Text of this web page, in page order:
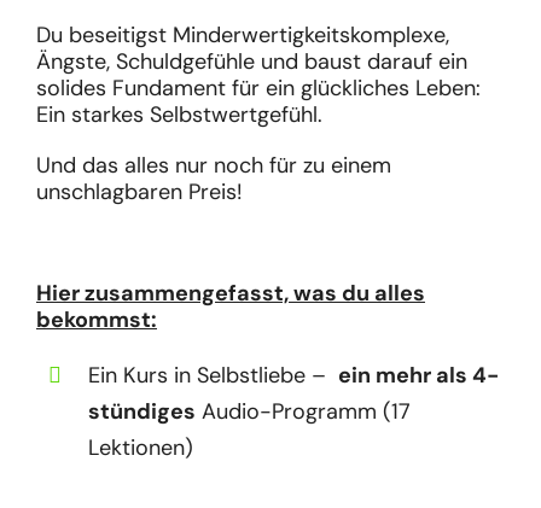
Du beseitigst Minderwertigkeitskomplexe,
Ängste, Schuldgefühle und baust darauf ein
solides Fundament für ein glückliches Leben:
Ein starkes Selbstwertgefühl.
Und das alles nur noch für zu einem
unschlagbaren Preis!
Hier zusammengefasst, was du alles
bekommst:
Ein Kurs in Selbstliebe – ein mehr als 4-
stündiges Audio-Programm (17
Lektionen)